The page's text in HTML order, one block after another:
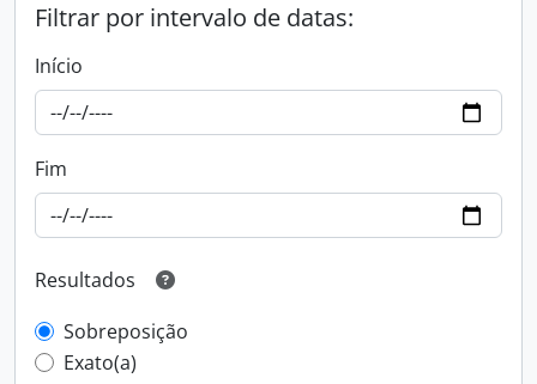
Filtrar por intervalo de datas:
Início
Fim
Resultados
Sobreposição
Exato(a)